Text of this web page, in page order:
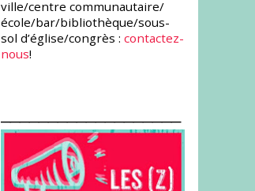
ville/centre communautaire/
école/bar/bibliothèque/sous-
sol d’église/congrès :contactez-
nous!